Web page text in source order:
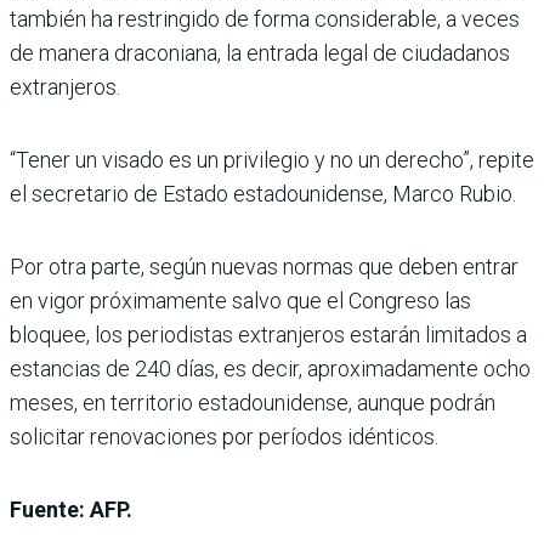
también ha restringido de forma considerable, a veces
de manera draconiana, la entrada legal de ciudadanos
extranjeros.
“Tener un visado es un privilegio y no un derecho”, repite
el secretario de Estado estadounidense, Marco Rubio.
Por otra parte, según nuevas normas que deben entrar
en vigor próximamente salvo que el Congreso las
bloquee, los periodistas extranjeros estarán limitados a
estancias de 240 días, es decir, aproximadamente ocho
meses, en territorio estadounidense, aunque podrán
solicitar renovaciones por períodos idénticos.
Fuente: AFP.